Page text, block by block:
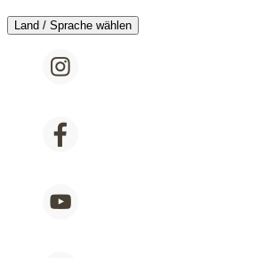
Land / Sprache wählen